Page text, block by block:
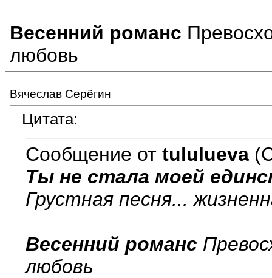
Весенний романс
любовь
Вячеслав Серёгин
Цитата:
Сообщение от tululueva
Ты не стала моей
Грустная песня...
Весенний романс
любовь